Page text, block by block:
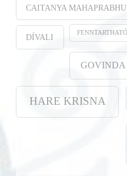
CAITANYA MAHAPRABHU
DÍVALI
HARE KRISNA